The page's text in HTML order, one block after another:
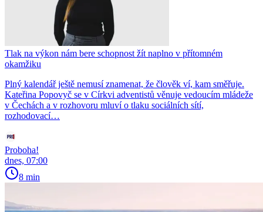
Tlak na výkon nám bere schopnost žít naplno v přítomném
okamžiku
Plný kalendář ještě nemusí znamenat, že člověk ví, kam směřuje.
Kateřina Popovyč se v Církvi adventistů věnuje vedoucím mládeže
v Čechách a v rozhovoru mluví o tlaku sociálních sítí,
rozhodovací…
Proboha!
dnes, 07:00
8 min